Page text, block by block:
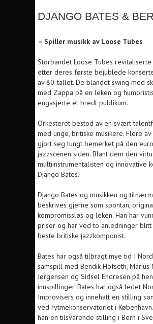
DJANGO BATES &
– Spiller musikk av Loose Tubes
Storbandet Loose Tubes revitaliserte
etter deres første bejublede
av 80-tallet. De blandet swing med
med Zappa på en leken og
engasjerte et bredt publikum.
Orkesteret bestod av en svært
med unge, britiske musikere. Flere
gjort seg tungt bemerket på den
jazzscenen siden. Blant dem den
multiinstrumentalisten og innovative
Django Bates.
Django Bates og musikken og
beskrives gjerne som spontan,
kompromissløs og leken. Han har
priser og har ved to anledninger blitt
beste britiske jazzkomponist.
Bates har også tilbragt mye tid I
samspill med Bendik Hofseth, Marius
Jørgensen og Sidsel Endresen på
innspillinger. Bates har også ledet
Improvisers og innehatt en stilling
ved rytmekonservatoriet i
han en tilsvarende stilling i Bern i